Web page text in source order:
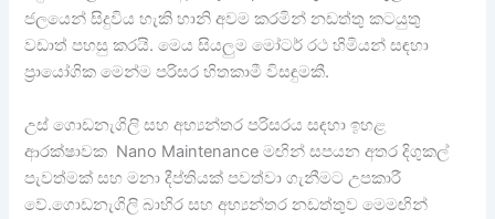
ජලයෙන් සිදුවිය හැකි හානි අවම කරමින් නඩත්තු කටයුතු
වඩාත් පහසු කරයි. මෙය සියලුම මෝටර් රථ හිමියන් සඳහා
ප්‍රායෝගික මෙන්ම පරිසර හිතකාමී විසඳුමකී.
උස් ගොඩනැගිලි සහ අභ්‍යන්තර පරිසරය සඳහා ඉහළ
ආරක්ෂාවක Nano Maintenance මඟින් සපයන අතර දිගුකල්
පැවත්මක් සහ මනා දීප්තියක් පවත්වා ගැනීමට උපකාරී
වේ.ගොඩනැගිලි බාහිර සහ අභ්‍යන්තර නඩත්තුව මෙමඟින්